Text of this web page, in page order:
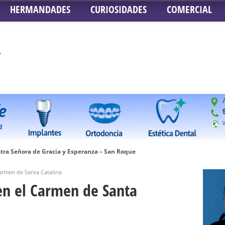
HERMANDADES CURIOSIDADES COMERCIAL
Señora de Gracia y Esperanza – San Roque
ante el paso de Nuestra Señora de la Encarnación Coronada –
de Sevilla
honor de María Santísima en su Soledad – San Lorenzo
de Santa Catalina
el Carmen de Santa